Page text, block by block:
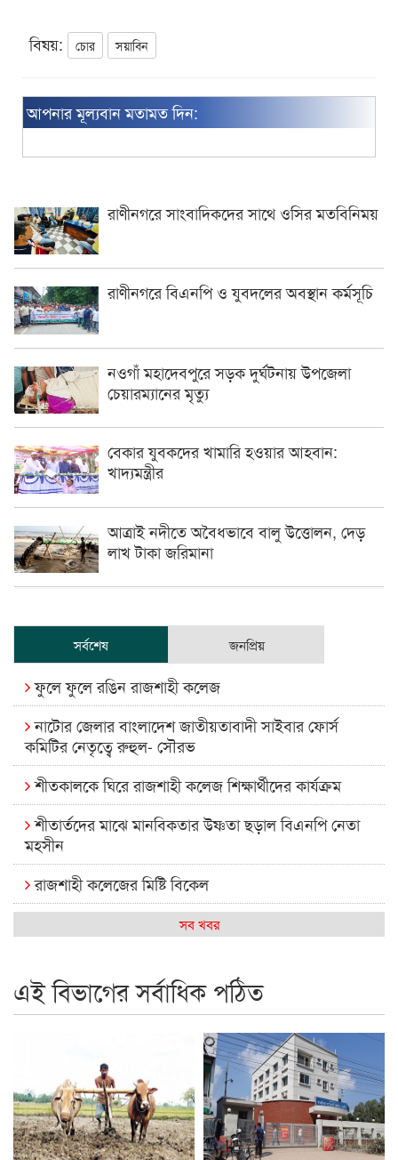
বিষয়: চোর সয়াবিন
আপনার মূল্যবান মতামত দিন:
রাণীনগরে সাংবাদিকদের সাথে ওসির মতবিনিময়
রাণীনগরে বিএনপি ও যুবদলের অবস্থান কর্মসূচি
নওগাঁ মহাদেবপুরে সড়ক দুর্ঘটনায় উপজেলা
চেয়ারম্যানের মৃত্যু
বেকার যুবকদের খামারি হওয়ার আহবান:
খাদ্যমন্ত্রীর
আত্রাই নদীতে অবৈধভাবে বালু উত্তোলন, দেড়
লাখ টাকা জরিমানা
সর্বশেষ জনপ্রিয়
ফুলে ফুলে রঙিন রাজশাহী কলেজ
নাটোর জেলার বাংলাদেশ জাতীয়তাবাদী সাইবার ফোর্স
কমিটির নেতৃত্বে রুহুল- সৌরভ
শীতকালকে ঘিরে রাজশাহী কলেজ শিক্ষার্থীদের কার্যক্রম
শীতার্তদের মাঝে মানবিকতার উষ্ণতা ছড়াল বিএনপি নেতা
মহসীন
রাজশাহী কলেজের মিষ্টি বিকেল
কেমন আছে আমাদের দেশের মধ্যবিত্তরা
রাজশাইন একাডেমির ফল প্রকাশ ও পুরস্কার বিতরণ
রাজশাহী কলেজের শিক্ষার্থী শাখাওয়াত পেলেন স্টার এক্সিলেন্স
বিশ্ব নদী বিবস উপলক্ষে নদী সুরক্ষায় নাওযাত্রা
খেলার মাঠে বানানো হয়েছে গর্ত ঝুঁকিতে আষাড়িয়াদহর দুই
সব খবর
এই বিভাগের সর্বাধিক পঠিত